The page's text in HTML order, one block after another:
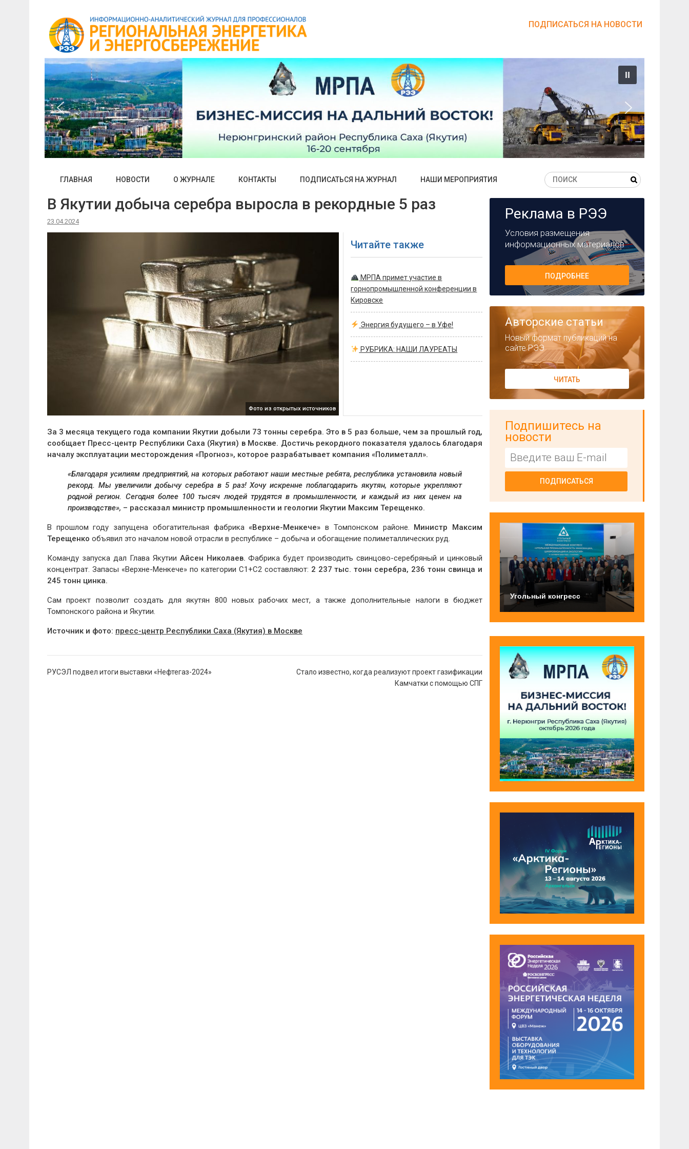
ПОДПИСАТЬСЯ НА НОВОСТИ
ГЛАВНАЯ НОВОСТИ О ЖУРНАЛЕ КОНТАКТЫ ПОДПИСАТЬСЯ НА ЖУРНАЛ НАШИ МЕРОПРИЯТИЯ
В Якутии добыча серебра выросла в рекордные 5 раз
23.04.2024
Фото из открытых источников
Читайте также
МРПА примет участие в
горнопромышленной конференции в
Кировске
Энергия будущего – в Уфе!
РУБРИКА: НАШИ ЛАУРЕАТЫ
За 3 месяца текущего года компании Якутии добыли 73 тонны серебра. Это в 5 раз больше, чем за прошлый год,
сообщает Пресс-центр Республики Саха (Якутия) в Москве. Достичь рекордного показателя удалось благодаря
началу эксплуатации месторождения «Прогноз», которое разрабатывает компания «Полиметалл».
«Благодаря усилиям предприятий, на которых работают наши местные ребята, республика установила новый
рекорд. Мы увеличили добычу серебра в 5 раз! Хочу искренне поблагодарить якутян, которые укрепляют
родной регион. Сегодня более 100 тысяч людейтрудятся в промышленности, и каждый из них ценен на
производстве», – рассказал министр промышленности и геологии Якутии Максим Терещенко.
В прошлом году запущена обогатительная фабрика«Верхне-Менкече» в Томпонском районе. Министр Максим
Терещенко объявил это началом новой отрасли в республике – добыча и обогащение полиметаллических руд.
Команду запуска дал Глава Якутии Айсен Николаев. Фабрика будет производить свинцово-серебряный и цинковый
концентрат. Запасы «Верхне-Менкече» по категории С1+С2 составляют: 2 237 тыс. тонн серебра, 236 тонн свинца и
245 тонн цинка.
Сам проект позволит создать для якутян 800 новых рабочих мест, а также дополнительные налоги в бюджет
Томпонского района и Якутии.
Источник и фото: пресс-центр Республики Саха (Якутия) в Москве
Навигация
РУСЭЛ подвел итоги выставки «Нефтегаз-2024»
Стало известно, когда реализуют проект газификации
Камчатки с помощью СПГ
Реклама в РЭЭ
Условия размещения
информационных материалов
ПОДРОБНЕЕ
Авторские статьи
Новый формат публикаций на
сайте РЭЭ
ЧИТАТЬ
Подпишитесь на
новости
ПОДПИСАТЬСЯ
Угольный конгресс